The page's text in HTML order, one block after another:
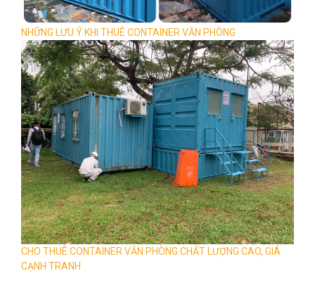
NHỮNG LƯU Ý KHI THUÊ CONTAINER VĂN PHÒNG
CHO THUÊ CONTAINER VĂN PHÒNG CHẤT LƯỢNG CAO, GIÁ
CẠNH TRANH